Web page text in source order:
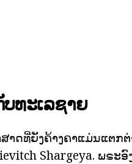
ທະເລຊາຍ
າດທີ່ຍັງຄ້າງຄາແມ່ນແຕກ
Shargeya. ພຣະອົ